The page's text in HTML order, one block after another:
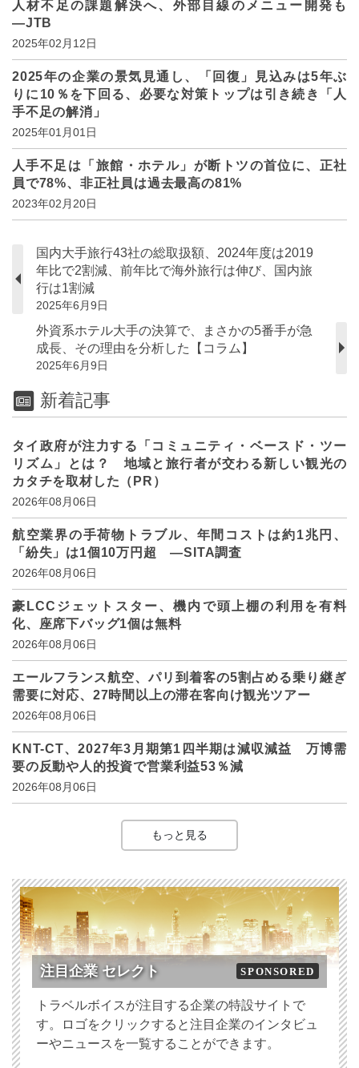
人材不足の課題解決へ、外部目線のメニュー開発も
―JTB
2025年02月12日
2025年の企業の景気見通し、「回復」見込みは5年ぶ
りに10％を下回る、必要な対策トップは引き続き「人
手不足の解消」
2025年01月01日
人手不足は「旅館・ホテル」が断トツの首位に、正社
員で78%、非正社員は過去最高の81%
2023年02月20日
国内大手旅行43社の総取扱額、2024年度は2019
年比で2割減、前年比で海外旅行は伸び、国内旅
行は1割減
2025年6月9日
外資系ホテル大手の決算で、まさかの5番手が急
成長、その理由を分析した【コラム】
2025年6月9日
新着記事
タイ政府が注力する「コミュニティ・ベースド・ツー
リズム」とは？ 地域と旅行者が交わる新しい観光の
カタチを取材した（PR）
2026年08月06日
航空業界の手荷物トラブル、年間コストは約1兆円、
「紛失」は1個10万円超 ―SITA調査
2026年08月06日
豪LCCジェットスター、機内で頭上棚の利用を有料
化、座席下バッグ1個は無料
2026年08月06日
エールフランス航空、パリ到着客の5割占める乗り継ぎ
需要に対応、27時間以上の滞在客向け観光ツアー
2026年08月06日
KNT-CT、2027年3月期第1四半期は減収減益 万博需
要の反動や人的投資で営業利益53％減
2026年08月06日
もっと見る
注目企業 セレクト SPONSORED
トラベルボイスが注目する企業の特設サイトで
す。ロゴをクリックすると注目企業のインタビュ
ーやニュースを一覧することができます。